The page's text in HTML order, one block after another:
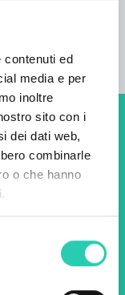
contenuti ed
media e per
inoltre
sito con i
dei dati web,
combinarle
o che hanno
per